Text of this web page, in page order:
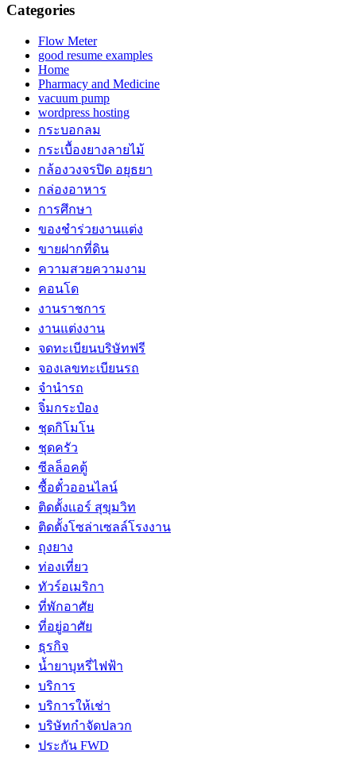
Categories
Flow Meter
good resume examples
Home
Pharmacy and Medicine
vacuum pump
wordpress hosting
กระบอกลม
กระเบื้องยางลายไม้
กล้องวงจรปิด อยุธยา
กล่องอาหาร
การศึกษา
ของชำร่วยงานแต่ง
ขายฝากที่ดิน
ความสวยความงาม
คอนโด
งานราชการ
งานแต่งงาน
จดทะเบียนบริษัทฟรี
จองเลขทะเบียนรถ
จำนำรถ
จิ๋มกระป๋อง
ชุดกิโมโน
ชุดครัว
ซีลล็อคตู้
ซื้อตั๋วออนไลน์
ติดตั้งเเอร์ สุขุมวิท
ติดตั้งโซล่าเซลล์โรงงาน
ถุงยาง
ท่องเที่ยว
ทัวร์อเมริกา
ที่พักอาศัย
ที่อยู่อาศัย
ธุรกิจ
น้ำยาบุหรี่ไฟฟ้า
บริการ
บริการให้เช่า
บริษัทกำจัดปลวก
ประกัน FWD